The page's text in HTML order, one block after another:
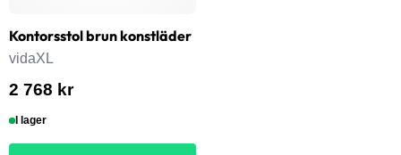
Kontorsstol brun konstläder
vidaXL
2 768 kr
I lager